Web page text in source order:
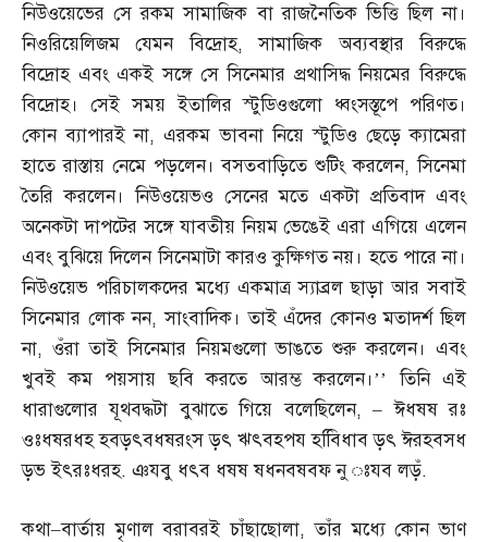
নিউওয়েভের সে রকম সামাজিক বা রাজনৈতিক ভিত্তি ছিল না।
নিওরিয়েলিজম যেমন বিদ্রোহ,সামাজিক অব্যবস্থার বিরুদ্ধে
বিদ্রোহ এবং একই সঙ্গে সে সিনেমার প্রথাসিদ্ধ নিয়মের বিরুদ্ধে
বিদ্রোহ। সেই সময় ইতালির স্টুডিওগুলো ধ্বংসস্তূপে পরিণত।
কোন ব্যাপারই না,এরকম ভাবনা নিয়ে স্টুডিও ছেড়ে ক্যামেরা
হাতে রাস্তায় নেমে পড়লেন। বসতবাড়িতে শুটিং করলেন,সিনেমা
তৈরি করলেন। নিউওয়েভও সেনের মতে একটা প্রতিবাদ এবং
অনেকটা দাপটের সঙ্গে যাবতীয় নিয়ম ভেঙেই এরা এগিয়ে এলেন
এবং বুঝিয়ে দিলেন সিনেমাটা কারও কুক্ষিগত নয়। হতে পারে না।
নিউওয়েভ পরিচালকদের মধ্যে একমাত্র স্যাব্রল ছাড়া আর সবাই
সিনেমার লোক নন,সাংবাদিক। তাই এঁদের কোনও মতাদর্শ ছিল
না, ওঁরা তাই সিনেমার নিয়মগুলো ভাঙতে শুরু করলেন। এবং
খুবই কম পয়সায় ছবি করতে আরম্ভ করলেন।’’ তিনি এই
ধারাগুলোর যূথবদ্ধটা বুঝাতে গিয়ে বলেছিলেন, –ঈধষষ রঃ
ওঃধষরধহ হবড়ৎবধষরংস ড়ৎ ঋৎবহপয হবিিধাব ড়ৎ ঈরহবসধ
ড়ভ ইৎরঃধরহ. ঞযবু ধৎব ধষষ ষধনবষবফ নু ঃযব লড়ঁ.
কথা–বার্তায় মৃণাল বরাবরই চাঁছাছোলা,তাঁর মধ্যে কোন ভাণ